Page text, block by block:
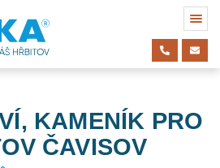
KAMENÍK PRO
ČAVISOV